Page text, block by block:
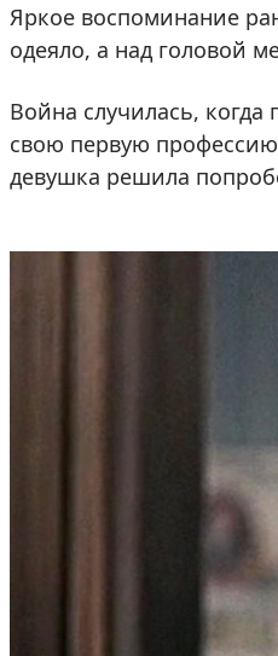
Яркое воспоминание
одеяло, а над головой
Война случилась,
свою первую
девушка решила